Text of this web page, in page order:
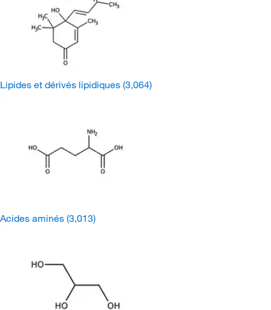
Lipides et dérivés lipidiques (3,064)
Acides aminés (3,013)